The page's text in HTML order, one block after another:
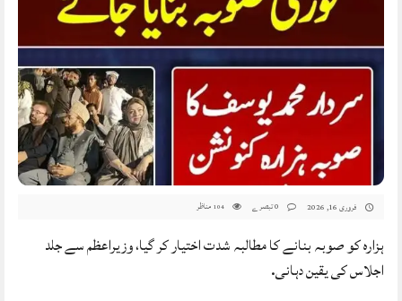
فروری 16, 2026 104 مناظر
ہزارہ کو صوبہ بنانے کا مطالبہ شدت اختیار کر گیا، وزیراعظم سے جلد
اجلاس کی یقین دہانی.